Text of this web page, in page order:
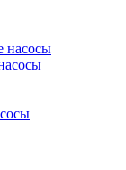
насосы